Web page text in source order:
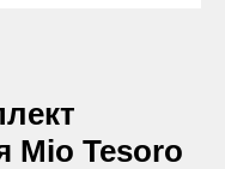
Mio Tesoro